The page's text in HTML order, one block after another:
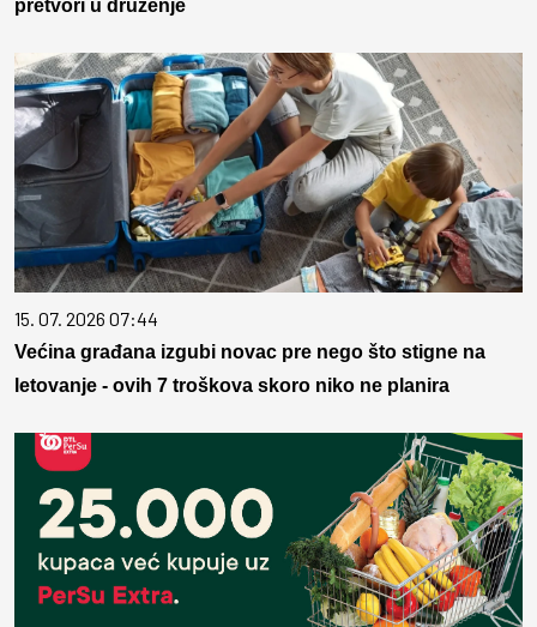
pretvori u druženje
15. 07. 2026 07:44
Većina građana izgubi novac pre nego što stigne na
letovanje - ovih 7 troškova skoro niko ne planira